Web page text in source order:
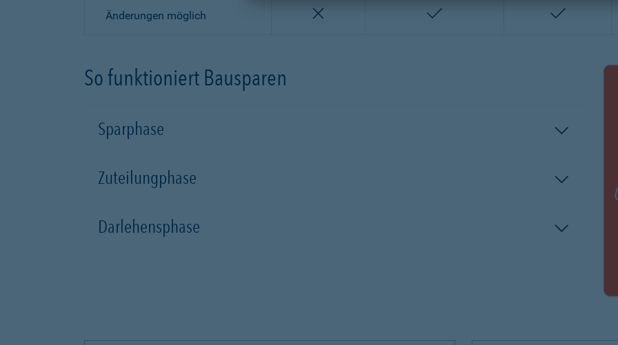
Änderungen möglich enthalten enthalten
So funktioniert Bausparen
Sparphase
Zuteilungphase
Darlehensphase